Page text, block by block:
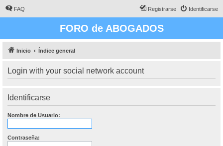
FAQ Identificarse
Registrarse
FORO de ABOGADOS
Inicio Índice general
Login with your social network account
Identificarse
Nombre de Usuario:
Contraseña: